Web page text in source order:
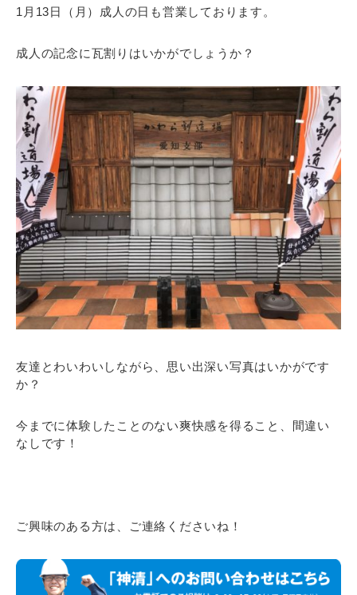
1月13日（月）成人の日も営業しております。
成人の記念に瓦割りはいかがでしょうか？
友達とわいわいしながら、思い出深い写真はいかがです
か？
今までに体験したことのない爽快感を得ること、間違い
なしです！
ご興味のある方は、ご連絡くださいね！